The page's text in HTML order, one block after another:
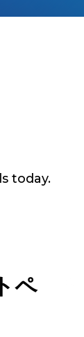
today.
ペ